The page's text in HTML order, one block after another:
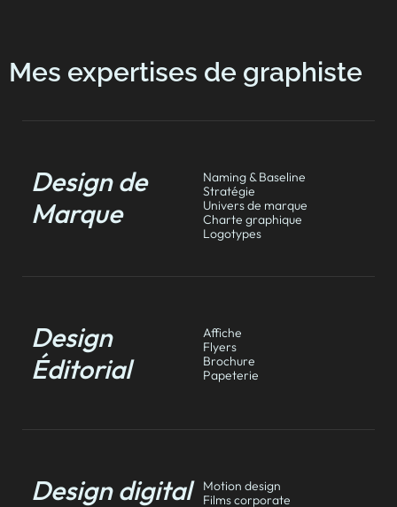
Mes expertises de graphiste
Design de
Marque
Naming & Baseline
Stratégie
Univers de marque
Charte graphique
Logotypes
Design
Éditorial
Affiche
Flyers
Brochure
Papeterie
Design digital
Motion design
Films corporate